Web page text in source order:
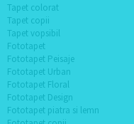
Tapet colorat
Tapet copii
Tapet vopsibil
Fototapet
Fototapet Peisaje
Fototapet Urban
Fototapet Floral
Fototapet Design
Fototapet piatra si lemn